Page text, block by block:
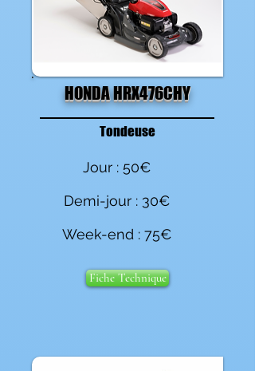
HONDA HRX476CHY
Tondeuse
Jour : 50€
Demi-jour : 30€
Week-end : 75€
Fiche Technique